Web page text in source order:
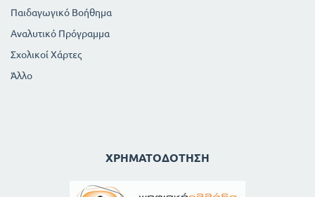
Παιδαγωγικό Βοήθημα
Αναλυτικό Πρόγραμμα
Σχολικοί Χάρτες
Άλλο
ΧΡΗΜΑΤΟΔΌΤΗΣΗ